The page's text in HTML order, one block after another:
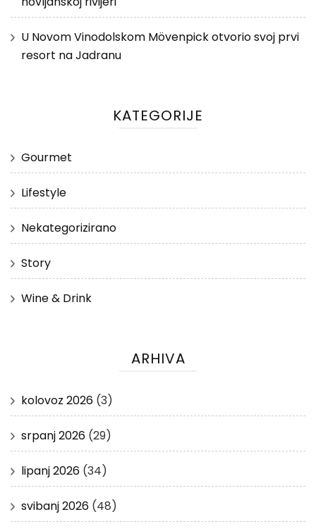
U Novom Vinodolskom Mövenpick otvorio svoj prvi
resort na Jadranu
KATEGORIJE
Gourmet
Lifestyle
Nekategorizirano
Story
Wine & Drink
ARHIVA
kolovoz 2026 (3)
srpanj 2026 (29)
lipanj 2026 (34)
svibanj 2026 (48)